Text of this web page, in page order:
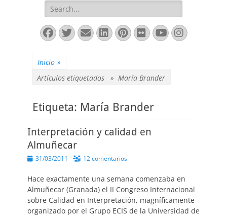
Buscar:
Facebook
Twitter
Correo
electrónico
LinkedIn
Pinterest
FlickrYouTube
Inicio »
Artículos etiquetados » María Brander
Etiqueta: María Brander
Interpretación y calidad en
Almuñecar
Publicado
31/03/2011 12 comentarios
Hace exactamente una semana comenzaba en
Almuñecar (Granada) el II Congreso Internacional
sobre Calidad en Interpretación, magníficamente
organizado por el Grupo ECIS de la Universidad de